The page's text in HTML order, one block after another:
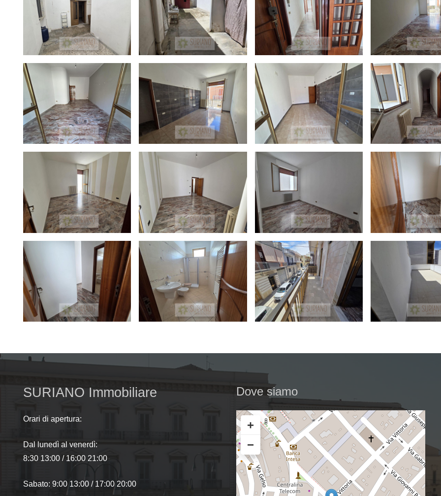
SURIANO Immobiliare
Orari di apertura:
Dal lunedì al venerdì:
8:30 13:00 / 16:00 21:00
Sabato: 9:00 13:00 / 17:00 20:00
Dove siamo
+
−